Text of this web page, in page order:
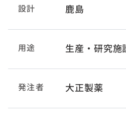
設計 鹿島
用途 生産・研究施
発注者 大正製薬